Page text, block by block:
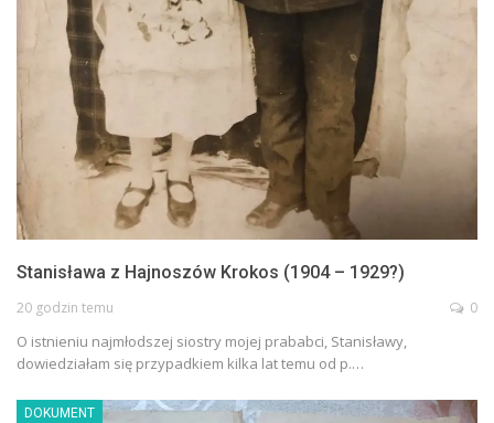
Stanisława z Hajnoszów Krokos (1904 – 1929?)
20 godzin temu 0
O istnieniu najmłodszej siostry mojej prababci, Stanisławy,
dowiedziałam się przypadkiem kilka lat temu od p.…
DOKUMENT